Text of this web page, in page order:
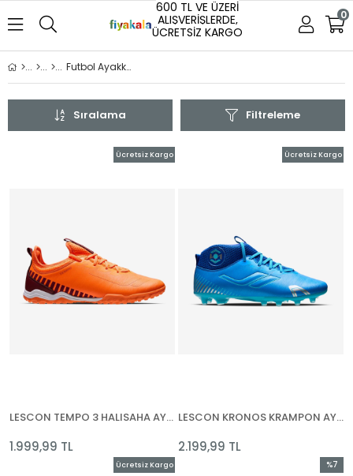
600 TL VE ÜZERİ
ALIŞVERİŞLERDE,
ÜCRETSİZ KARGO
0
Futbol Ayakkabısı
Filtreleme
Sıralama
LESCON TEMPO 3 HALISAHA AYAKKABI
1.999,99 TL
Ücretsiz Kargo
LESCON KRONOS KRAMPON AYAKKABI
2.199,99 TL
Ücretsiz Kargo
Ücretsiz Kargo
%7